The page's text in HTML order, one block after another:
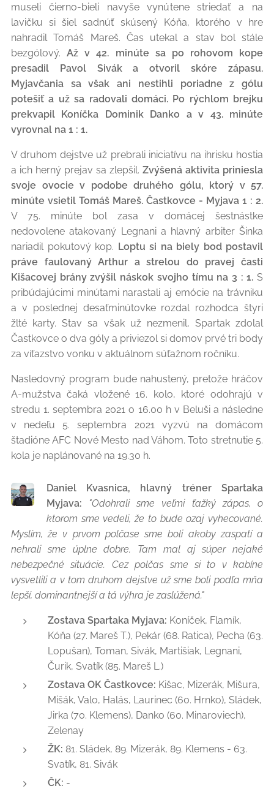
museli čierno-bieli navyše vynútene striedať a na
lavičku si šiel sadnúť skúsený Kóňa, ktorého v hre
nahradil Tomáš Mareš. Čas utekal a stav bol stále
bezgólový.Až v 42. minúte sa po rohovom kope
presadil Pavol Sivák a otvoril skóre zápasu.
Myjavčania sa však ani nestihli poriadne z gólu
potešiť a už sa radovali domáci. Po rýchlom brejku
prekvapil Koníčka Dominik Danko a v 43. minúte
vyrovnal na 1 : 1.
V druhom dejstve už prebrali iniciatívu na ihrisku hostia
a ich herný prejav sa zlepšil. Zvýšená aktivita priniesla
svoje ovocie v podobe druhého gólu, ktorý v 57.
minúte vsietil Tomáš Mareš. Častkovce - Myjava 1 : 2.
V 75. minúte bol zasa v domácej šestnástke
nedovolene atakovaný Legnani a hlavný arbiter Šinka
nariadil pokutový kop. Loptu si na biely bod postavil
práve faulovaný Arthur a strelou do pravej časti
Kišacovej brány zvýšil náskok svojho tímu na 3 : 1. S
pribúdajúcimi minútami narastali aj emócie na trávniku
a v poslednej desaťminútovke rozdal rozhodca štyri
žlté karty. Stav sa však už nezmenil, Spartak zdolal
Častkovce o dva góly a priviezol si domov prvé tri body
za víťazstvo vonku v aktuálnom súťažnom ročníku.
Nasledovný program bude nahustený, pretože hráčov
A-mužstva čaká vložené 16. kolo, ktoré odohrajú v
stredu 1. septembra 2021 o 16.00 h v Beluši a následne
v nedeľu 5. septembra 2021 vyzvú na domácom
štadióne AFC Nové Mesto nad Váhom. Toto stretnutie 5.
kola je naplánované na 19.30 h.
Daniel Kvasnica, hlavný tréner Spartaka
Myjava:
"Odohrali sme veľmi ťažký zápas, o
ktorom sme vedeli, že to bude ozaj vyhecované.
Myslím, že v prvom polčase sme boli akoby zaspatí a
nehrali sme úplne dobre. Tam mal aj súper nejaké
nebezpečné situácie. Cez polčas sme si to v kabíne
vysvetlili a v tom druhom dejstve už sme boli podľa mňa
lepší, dominantnejší a tá výhra je zaslúžená."
Zostava Spartaka Myjava: Koníček, Flamík,
Kóňa (27. Mareš T.), Pekár (68. Ratica), Pecha (63.
Lopušan), Toman, Sivák, Martišiak, Legnani,
Čurik, Svatík (85. Mareš L.)
Zostava OK Častkovce: Kišac, Mizerák, Mišura,
Mišák, Valo, Halás, Laurinec (60. Hrnko), Sládek,
Jirka (70. Klemens), Danko (60. Minaroviech),
Zelenay
ŽK: 81. Sládek, 89. Mizerák, 89. Klemens - 63.
Svatík, 81. Sivák
ČK: -